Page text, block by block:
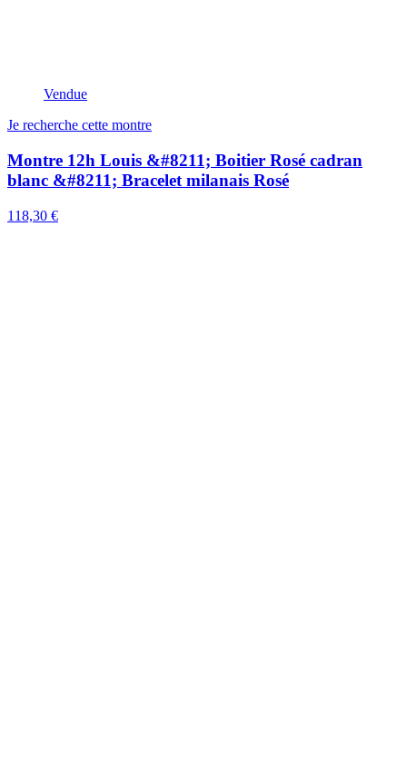
Vendue
Je recherche cette montre
Montre 12h Louis &#8211; Boitier Rosé cadran
blanc &#8211; Bracelet milanais Rosé
118,30 €